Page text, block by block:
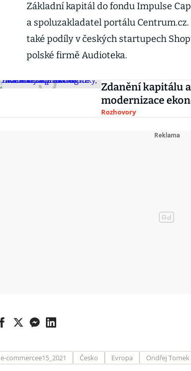
Základní kapitál do fondu Impulse
a spoluzakladatel portálu
také podíly v českých startupech
polské firmě Audioteka.
Zdanění kapitálu
modernizace
Rozhovory
e-commercee15_2021 Česko Evropa Ondřej Tomek